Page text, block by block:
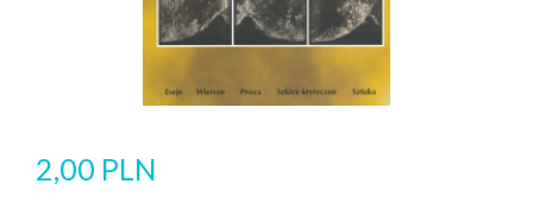
2,00 PLN